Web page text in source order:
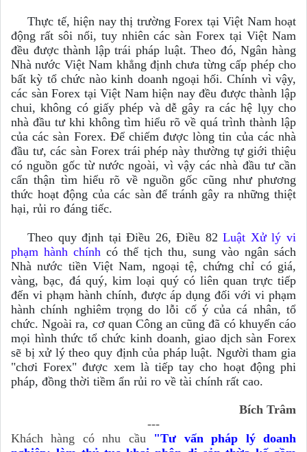
Thực tế, hiện nay thị trường Forex tại Việt Nam hoạt
động rất sôi nổi, tuy nhiên các sàn Forex tại Việt Nam
đều được thành lập trái pháp luật. Theo đó, Ngân hàng
Nhà nước Việt Nam khẳng định chưa từng cấp phép cho
bất kỳ tổ chức nào kinh doanh ngoại hối. Chính vì vậy,
các sàn Forex tại Việt Nam hiện nay đều được thành lập
chui, không có giấy phép và dễ gây ra các hệ lụy cho
nhà đầu tư khi không tìm hiểu rõ về quá trình thành lập
của các sàn Forex. Để chiếm được lòng tin của các nhà
đầu tư, các sàn Forex trái phép này thường tự giới thiệu
có nguồn gốc từ nước ngoài, vì vậy các nhà đầu tư cần
cẩn thận tìm hiểu rõ về nguồn gốc cũng như phương
thức hoạt động của các sàn để tránh gây ra những thiệt
hại, rủi ro đáng tiếc.
Theo quy định tại Điều 26, Điều 82Luật Xử lý vi
phạm hành chính có thể tịch thu, sung vào ngân sách
Nhà nước tiền Việt Nam, ngoại tệ, chứng chỉ có giá,
vàng, bạc, đá quý, kim loại quý có liên quan trực tiếp
đến vi phạm hành chính, được áp dụng đối với vi phạm
hành chính nghiêm trọng do lỗi cố ý của cá nhân, tổ
chức. Ngoài ra, cơ quan Công an cũng đã có khuyến cáo
mọi hình thức tổ chức kinh doanh, giao dịch sàn Forex
sẽ bị xử lý theo quy định của pháp luật. Người tham gia
"chơi Forex" được xem là tiếp tay cho hoạt động phi
pháp, đồng thời tiềm ẩn rủi ro về tài chính rất cao.
Bích Trâm
---
Khách hàng có nhu cầu "Tư vấn pháp lý doanh